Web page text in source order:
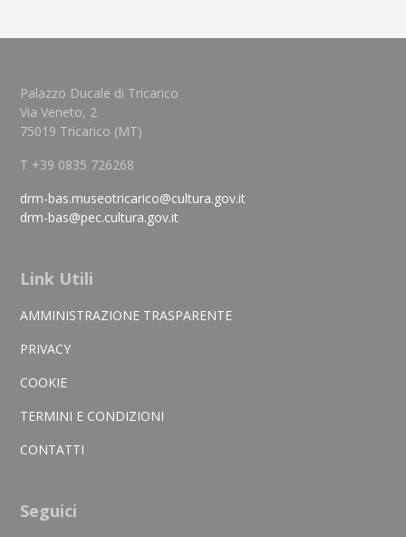
Palazzo Ducale di Tricarico
Via Veneto, 2
75019 Tricarico (MT)
T +39 0835 726268
drm-bas.museotricarico@cultura.gov.it
drm-bas@pec.cultura.gov.it
Link Utili
AMMINISTRAZIONE TRASPARENTE
PRIVACY
COOKIE
TERMINI E CONDIZIONI
CONTATTI
Seguici